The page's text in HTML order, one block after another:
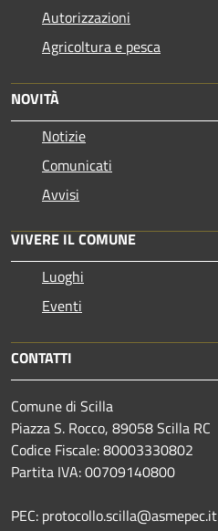
Autorizzazioni
Agricoltura e pesca
NOVITÀ
Notizie
Comunicati
Avvisi
VIVERE IL COMUNE
Luoghi
Eventi
CONTATTI
Comune di Scilla
Piazza S. Rocco, 89058 Scilla RC
Codice Fiscale: 80003330802
Partita IVA: 00709140800
PEC: protocollo.scilla@asmepec.it